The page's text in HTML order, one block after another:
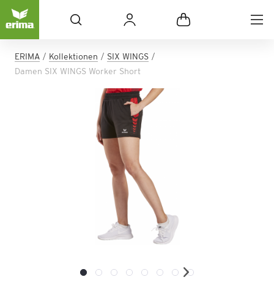
ERIMA Kollektionen
SIX WINGS
Damen SIX WINGS Worker Short